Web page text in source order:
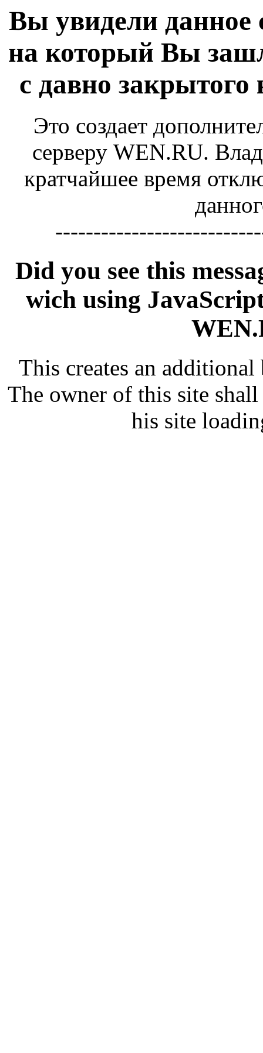
Вы увидели данное
на который Вы
с давно
Это создает
серверу WEN.RU.
кратчайшее время
Did you see this
wich using
This creates an
The owner of this site
his site